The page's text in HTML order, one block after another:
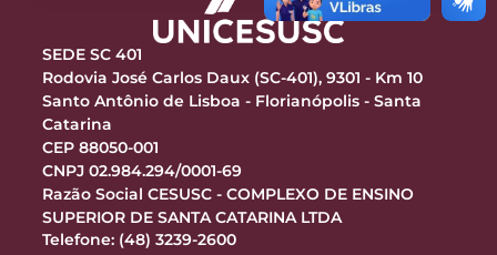
SEDE SC 401
Rodovia José Carlos Daux (SC-401), 9301 - Km 10
Santo Antônio de Lisboa - Florianópolis - Santa
Catarina
CEP 88050-001
CNPJ 02.984.294/0001-69
Razão Social CESUSC - COMPLEXO DE ENSINO
SUPERIOR DE SANTA CATARINA LTDA
Telefone: (48) 3239-2600